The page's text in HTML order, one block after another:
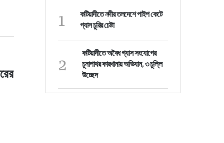
1
কটিয়াদীতে নদীর তলদেশে পাইপ কেটে
গ্যাস চুরির চেষ্টা
2
কটিয়াদীতে অবৈধ গ্যাস সংযোগের
চুনাপাথর কারখানায় অভিযান, ৩ চুল্লি
উচ্ছেদ